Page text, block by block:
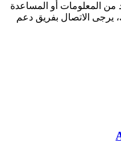
من المعلومات أو المساعدة
يرجى الاتصال بفريق دعم